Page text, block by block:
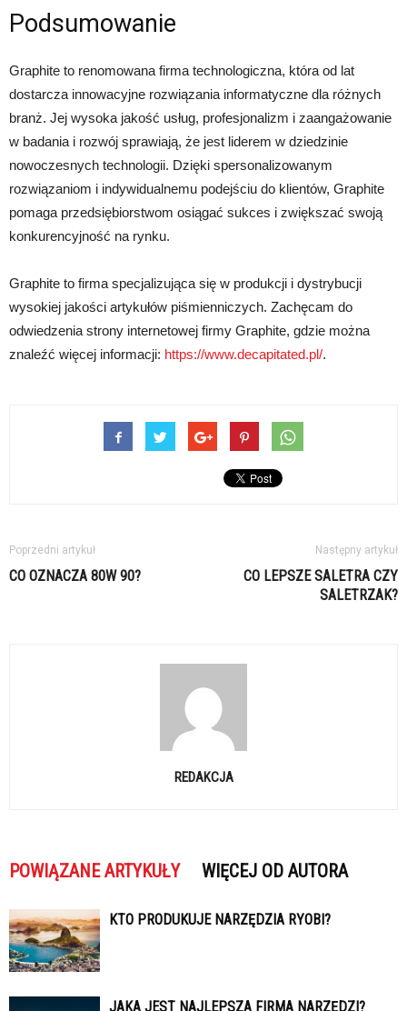
Podsumowanie
Graphite to renomowana firma technologiczna, która od lat
dostarcza innowacyjne rozwiązania informatyczne dla różnych
branż. Jej wysoka jakość usług, profesjonalizm i zaangażowanie
w badania i rozwój sprawiają, że jest liderem w dziedzinie
nowoczesnych technologii. Dzięki spersonalizowanym
rozwiązaniom i indywidualnemu podejściu do klientów, Graphite
pomaga przedsiębiorstwom osiągać sukces i zwiększać swoją
konkurencyjność na rynku.
Graphite to firma specjalizująca się w produkcji i dystrybucji
wysokiej jakości artykułów piśmienniczych. Zachęcam do
odwiedzenia strony internetowej firmy Graphite, gdzie można
znaleźć więcej informacji: https://www.decapitated.pl/.
Poprzedni artykuł
CO OZNACZA 80W 90?
Następny artykuł
CO LEPSZE SALETRA CZY
SALETRZAK?
REDAKCJA
POWIĄZANE ARTYKUŁY WIĘCEJ OD AUTORA
KTO PRODUKUJE NARZĘDZIA RYOBI?
JAKA JEST NAJLEPSZA FIRMA NARZĘDZI?